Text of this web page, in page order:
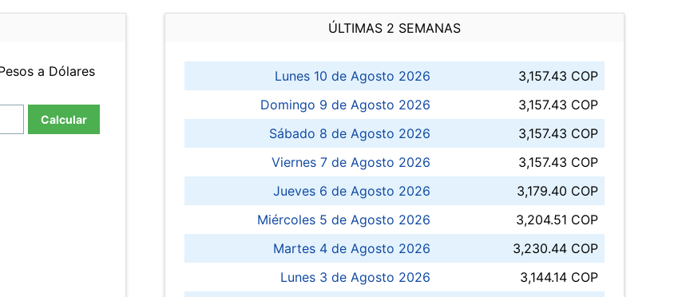
a Dólares
Calcular
ÚLTIMAS 2 SEMANAS
Lunes 10 de Agosto 2026
3,157.43 COP
Domingo 9 de Agosto 2026
3,157.43 COP
Sábado 8 de Agosto 2026
3,157.43 COP
Viernes 7 de Agosto 2026
3,157.43 COP
Jueves 6 de Agosto 2026
3,179.40 COP
Miércoles 5 de Agosto 2026
3,204.51 COP
Martes 4 de Agosto 2026
3,230.44 COP
Lunes 3 de Agosto 2026
3,144.14 COP